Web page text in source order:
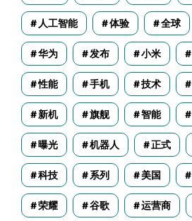
人工智能 体验 全球
华为 发布 小米
性能 手机 技术
新机 旗舰 智能
曝光 机器人 正式
科技 系列 美国
荣耀 谷歌 运营商